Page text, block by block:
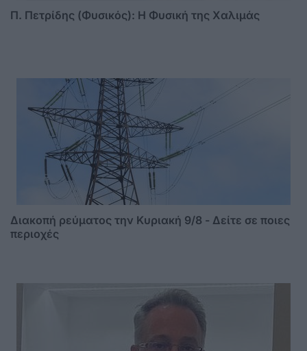
Π. Πετρίδης (Φυσικός): Η Φυσική της Χαλιμάς
Διακοπή ρεύματος την Κυριακή 9/8 - Δείτε σε ποιες
περιοχές